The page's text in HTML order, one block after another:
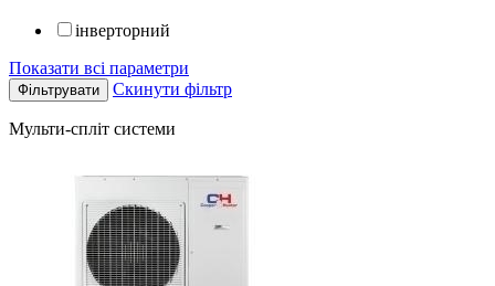
інверторний
Показати всі параметри
Скинути фільтр
Мульти-спліт системи